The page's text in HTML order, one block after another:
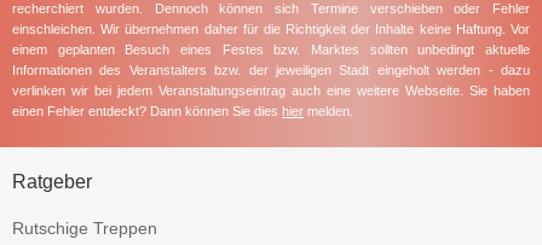
recherchiert wurden. Dennoch können sich Termine verschieben oder Fehler
einschleichen. Wir übernehmen daher für die Richtigkeit der Inhalte keine Haftung. Vor
einem geplanten Besuch eines Festes bzw. Marktes sollten unbedingt aktuelle
Informationen des Veranstalters bzw. der jeweiligen Stadt eingeholt werden - dazu
verlinken wir bei jedem Veranstaltungseintrag auch eine weitere Webseite. Sie haben
einen Fehler entdeckt? Dann können Sie dies hier melden.
Ratgeber
Rutschige Treppen